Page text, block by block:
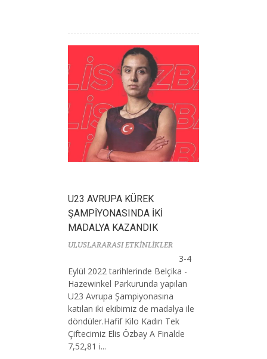
U23 AVRUPA KÜREK
ŞAMPİYONASINDA İKİ
MADALYA KAZANDIK
ULUSLARARASI ETKİNLİKLER
3-4
Eylül 2022 tarihlerinde Belçika -
Hazewinkel Parkurunda yapılan
U23 Avrupa Şampiyonasına
katılan iki ekibimiz de madalya ile
döndüler.Hafif Kilo Kadın Tek
Çiftecimiz Elis Özbay A Finalde
7,52,81 i...